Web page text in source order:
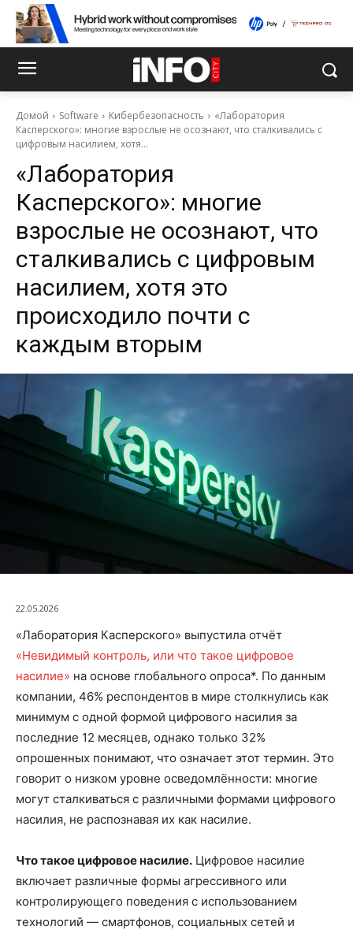
Домой Software Кибербезопасность
«Лаборатория
Касперского»: многие взрослые не осознают, что сталкивались с
цифровым насилием, хотя...
«Лаборатория
Касперского»: многие
взрослые не осознают, что
сталкивались с цифровым
насилием, хотя это
происходило почти с
каждым вторым
22.05.2026
«Лаборатория Касперского» выпустила отчёт
«Невидимый контроль, или что такое цифровое
насилие» на основе глобального опроса*. По данным
компании, 46% респондентов в мире столкнулись как
минимум с одной формой цифрового насилия за
последние 12 месяцев, однако только 32%
опрошенных понимают, что означает этот термин. Это
говорит о низком уровне осведомлённости: многие
могут сталкиваться с различными формами цифрового
насилия, не распознавая их как насилие.
Что такое цифровое насилие. Цифровое насилие
включает различные формы агрессивного или
контролирующего поведения с использованием
технологий — смартфонов, социальных сетей и